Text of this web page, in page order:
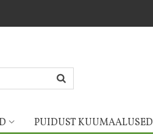
PUIDUST KUUMAALUSED